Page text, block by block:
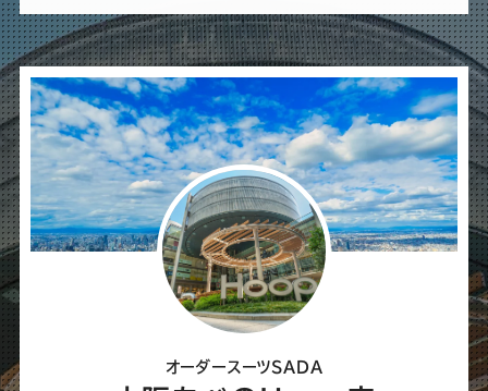
ば
シ
ェ
ア
し
て
く
だ
オーダースーツSADA